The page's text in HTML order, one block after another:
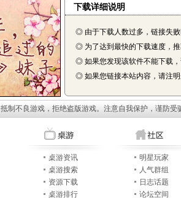
下载详细说明
◎ 由于下载人数过多，链接失
◎ 为了达到最快的下载速度，
◎ 如果您发现该软件不能下载
◎ 如果您链接本站内容，请注明
抵制不良游戏，拒绝盗版游戏。注意自我保护，谨防
桌游资讯
桌游搜索
资源下载
桌游排行
明星玩家
人气群组
日志话题
论坛空间